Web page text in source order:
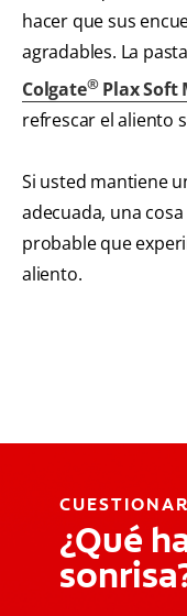
hacer que sus
agradables. La
Colgate®Plax Soft
refrescar el aliento
Si usted mantiene
adecuada, una
probable que
aliento.
¿Qué